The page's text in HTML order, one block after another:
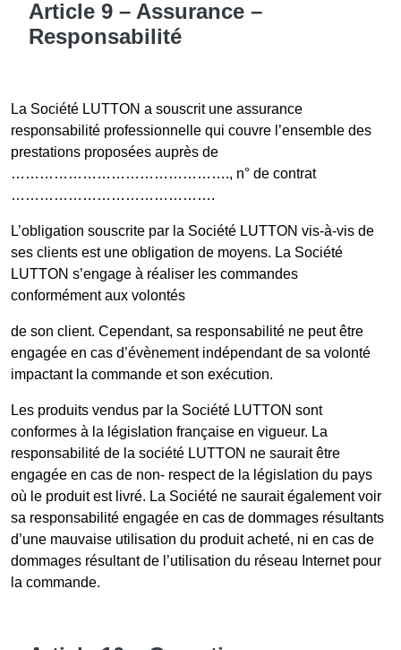
Article 9 – Assurance –
Responsabilité
La Société LUTTON a souscrit une assurance
responsabilité professionnelle qui couvre l’ensemble des
prestations proposées auprès de
………………………………………., n° de contrat
…………………………………….
L’obligation souscrite par la Société LUTTON vis-à-vis de
ses clients est une obligation de moyens. La Société
LUTTON s’engage à réaliser les commandes
conformément aux volontés
de son client. Cependant, sa responsabilité ne peut être
engagée en cas d’évènement indépendant de sa volonté
impactant la commande et son exécution.
Les produits vendus par la Société LUTTON sont
conformes à la législation française en vigueur. La
responsabilité de la société LUTTON ne saurait être
engagée en cas de non- respect de la législation du pays
où le produit est livré. La Société ne saurait également voir
sa responsabilité engagée en cas de dommages résultants
d’une mauvaise utilisation du produit acheté, ni en cas de
dommages résultant de l’utilisation du réseau Internet pour
la commande.